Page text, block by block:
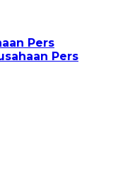
Pers
Pers